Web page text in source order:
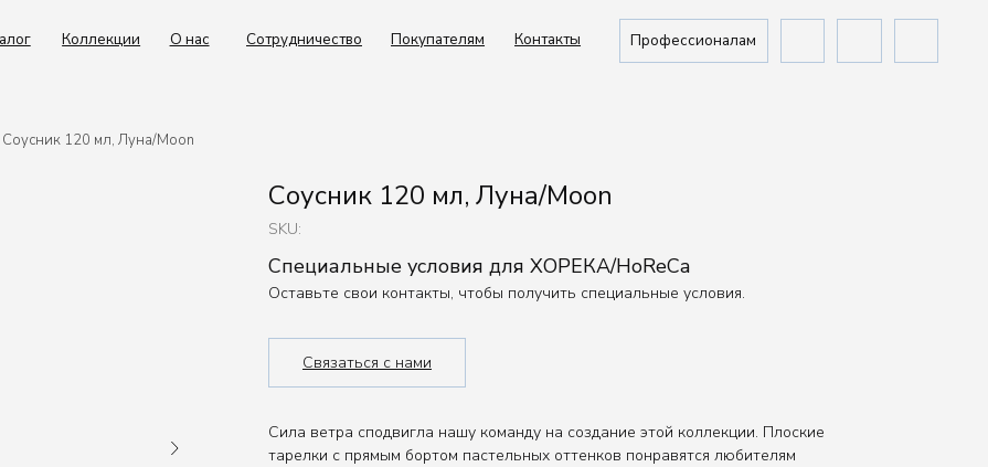
Профессионалам
Коллекции О нас Контакты
Покупателям
Сотрудничество
Соусник 120 мл, Луна/Moon
Соусник 120 мл, Луна/Moon
SKU:
Специальные условия для ХОРЕКА/HoReCa
Оставьте свои контакты, чтобы получить специальные условия.
Связаться с нами
Сила ветра сподвигла нашу команду на создание этой коллекции. Плоские
тарелки с прямым бортом пастельных оттенков понравятся любителям